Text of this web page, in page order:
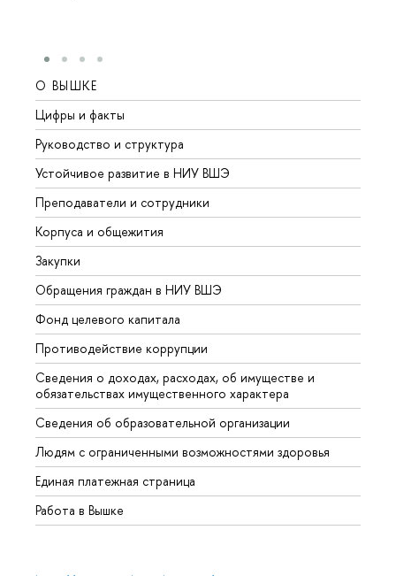
О ВЫШКЕ
Цифры и факты
Руководство и структура
Устойчивое развитие в НИУ ВШЭ
Преподаватели и сотрудники
Корпуса и общежития
Закупки
Обращения граждан в НИУ ВШЭ
Фонд целевого капитала
Противодействие коррупции
Сведения о доходах, расходах, об имуществе и
обязательствах имущественного характера
Сведения об образовательной организации
Людям с ограниченными возможностями здоровья
Единая платежная страница
Работа в Вышке